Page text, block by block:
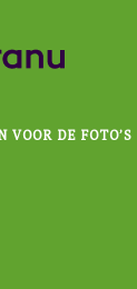
DE FOTO’S